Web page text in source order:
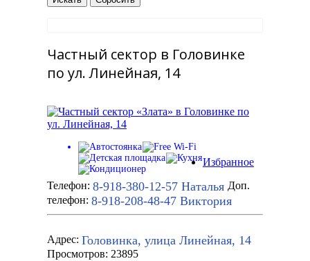
Частный сектор в Головинке
по ул. Линейная, 14
Избранное
Телефон: 8-918-380-12-57 Наталья Доп.
телефон: 8-918-208-48-47 Виктория
Адрес: Головинка, улица Линейная, 14
Просмотров: 23895